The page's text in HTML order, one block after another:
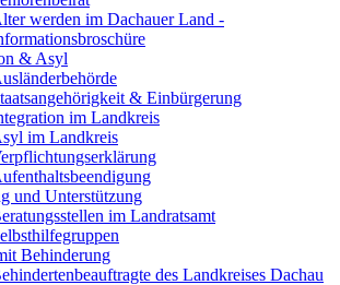
werden im Dachauer Land -
& Asyl
& Einbürgerung
im Landkreis
im Landkreis
und Unterstützung
im Landratsamt
Behinderung
des Landkreises Dachau